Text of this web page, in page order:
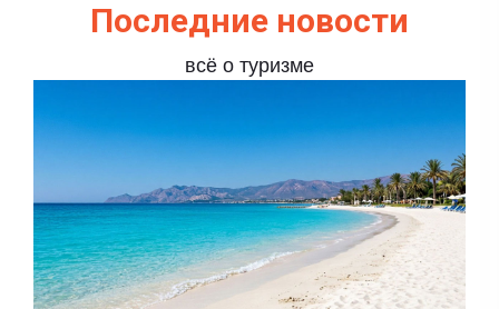
Последние новости
всё о туризме